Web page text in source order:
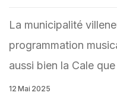
La municipalité
programmation
aussi bien la Cale
12 Mai 2025